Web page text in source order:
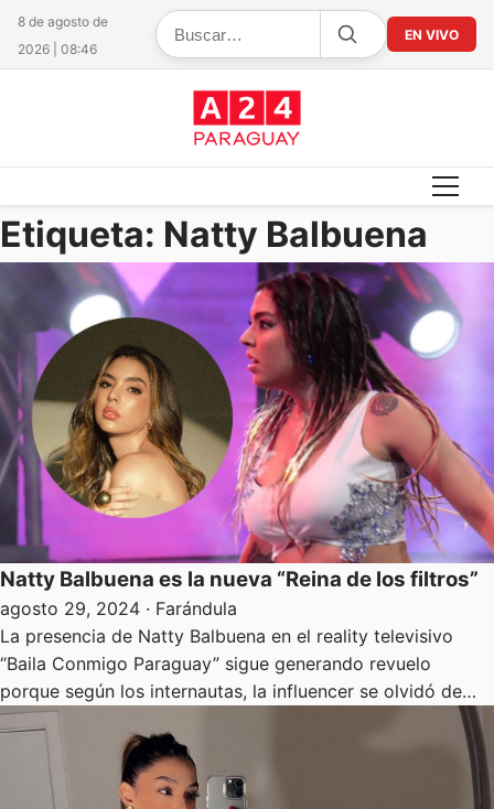
8 de agosto de
2026 | 08:46
EN VIVO
Etiqueta: Natty Balbuena
Natty Balbuena es la nueva “Reina de los filtros”
agosto 29, 2024 · Farándula
La presencia de Natty Balbuena en el reality televisivo
“Baila Conmigo Paraguay” sigue generando revuelo
porque según los internautas, la influencer se olvidó de…